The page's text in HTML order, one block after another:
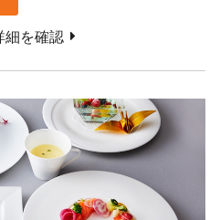
細を確認